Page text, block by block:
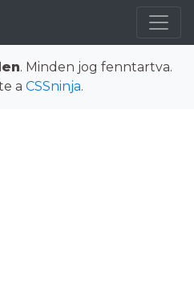
. Minden jog fenntartva.
a CSSninja.